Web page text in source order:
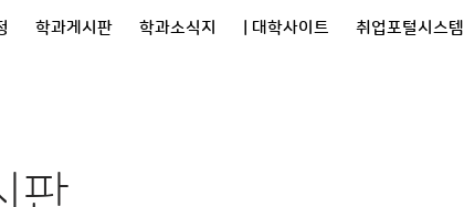
학과게시판 학과소식지 | 대학사이트 취업포털시스템